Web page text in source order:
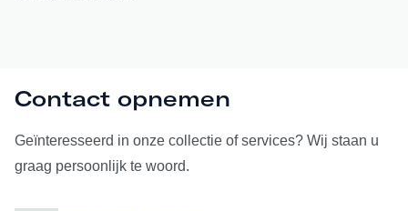
Contact opnemen
Geïnteresseerd in onze collectie of services? Wij staan u
graag persoonlijk te woord.